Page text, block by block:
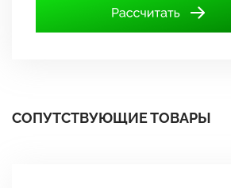
СОПУТСТВУЮЩИЕ ТОВАРЫ